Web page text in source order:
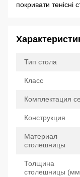
покривати тенісні
Тип стола
Класс
Комплектация
Конструкция
Материал
столешницы
Толщина
столешницы